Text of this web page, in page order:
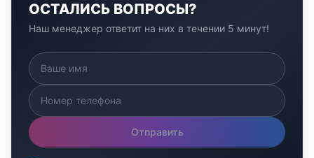
ОСТАЛИСЬ ВОПРОСЫ?
Наш менеджер ответит на них в течении 5 минут!
Отправить